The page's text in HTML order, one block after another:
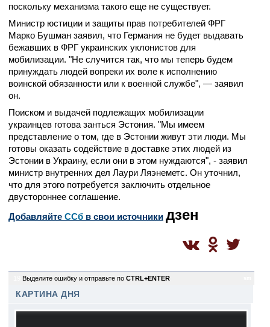
поскольку механизма такого еще не существует.
Министр юстиции и защиты прав потребителей ФРГ
Марко Бушман заявил, что Германия не будет выдавать
бежавших в ФРГ украинских уклонистов для
мобилизации. "Не случится так, что мы теперь будем
принуждать людей вопреки их воле к исполнению
воинской обязанности или к военной службе", — заявил
он.
Поиском и выдачей подлежащих мобилизации
украинцев готова занться Эстония. "Мы имеем
представление о том, где в Эстонии живут эти люди. Мы
готовы оказать содействие в доставке этих людей из
Эстонии в Украину, если они в этом нуждаются", - заявил
министр внутренних дел Лаури Ляэнеметс. Он уточнил,
что для этого потребуется заключить отдельное
двустороннее соглашение.
Добавляйте CСб в свои источники дзен
Выделите ошибку и отправьте по CTRL+ENTER
КАРТИНА ДНЯ